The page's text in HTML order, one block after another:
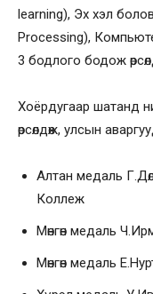
learning), Эх хэл
Processing),
3 бодлого бодож
Хоёрдугаар шатанд
өрсөлдөж, улсын
Алтан медаль
Коллеж
Мөнгөн медаль
Мөнгөн медаль